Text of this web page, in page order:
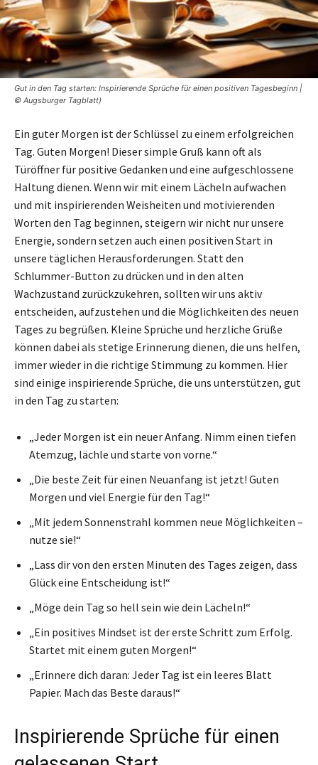
Gut in den Tag starten: Inspirierende Sprüche für einen positiven Tagesbeginn |
© Augsburger Tagblatt)
Ein guter Morgen ist der Schlüssel zu einem erfolgreichen
Tag. Guten Morgen! Dieser simple Gruß kann oft als
Türöffner für positive Gedanken und eine aufgeschlossene
Haltung dienen. Wenn wir mit einem Lächeln aufwachen
und mit inspirierenden Weisheiten und motivierenden
Worten den Tag beginnen, steigern wir nicht nur unsere
Energie, sondern setzen auch einen positiven Start in
unsere täglichen Herausforderungen. Statt den
Schlummer-Button zu drücken und in den alten
Wachzustand zurückzukehren, sollten wir uns aktiv
entscheiden, aufzustehen und die Möglichkeiten des neuen
Tages zu begrüßen. Kleine Sprüche und herzliche Grüße
können dabei als stetige Erinnerung dienen, die uns helfen,
immer wieder in die richtige Stimmung zu kommen. Hier
sind einige inspirierende Sprüche, die uns unterstützen, gut
in den Tag zu starten:
„Jeder Morgen ist ein neuer Anfang. Nimm einen tiefen
Atemzug, lächle und starte von vorne.“
„Die beste Zeit für einen Neuanfang ist jetzt! Guten
Morgen und viel Energie für den Tag!“
„Mit jedem Sonnenstrahl kommen neue Möglichkeiten –
nutze sie!“
„Lass dir von den ersten Minuten des Tages zeigen, dass
Glück eine Entscheidung ist!“
„Möge dein Tag so hell sein wie dein Lächeln!“
„Ein positives Mindset ist der erste Schritt zum Erfolg.
Startet mit einem guten Morgen!“
„Erinnere dich daran: Jeder Tag ist ein leeres Blatt
Papier. Mach das Beste daraus!“
Inspirierende Sprüche für einen